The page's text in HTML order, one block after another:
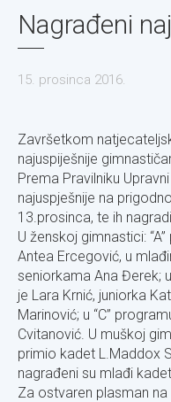
Nagrađeni
15. prosinca 2016.
Završetkom
najuspiješnije
Prema Pravilniku
najuspješnije na
13.prosinca, te ih
U ženskoj gimnastici:
Antea Ercegović, u
seniorkama Ana Đerek;
je Lara Krnić, juniorka
Marinović; u “C”
Cvitanović. U muškoj
primio kadet L.Maddox
nagrađeni su mlađi
Za ostvaren plasman